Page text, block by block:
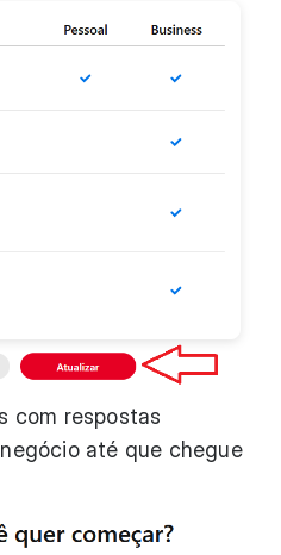
com respostas
até que chegue